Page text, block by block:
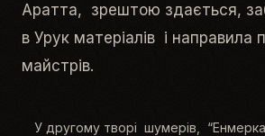
Аратта, зрештою здається,
в Урук матеріалів і направила
майстрів.
У другому творі шумерів,